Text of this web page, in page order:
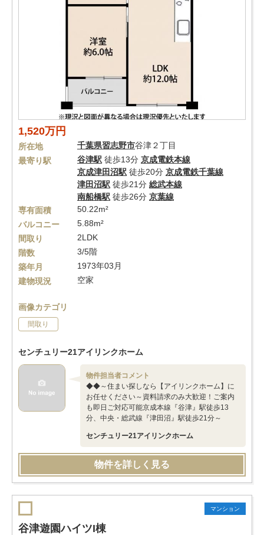
1,520万円
所在地 千葉県習志野市谷津２丁目
最寄り駅
谷津駅 徒歩13分 京成電鉄本線
京成津田沼駅 徒歩20分 京成電鉄千葉線
津田沼駅 徒歩21分 総武本線
南船橋駅 徒歩26分 京葉線
専有面積
50.22m²
バルコニー
5.88m²
間取り
2LDK
階数
3/5階
築年月
1973年03月
建物現況
空家
画像カテゴリ
間取り
センチュリー21アイリンクホーム
物件担当者コメント
◆◆～住まい探しなら【アイリンクホーム】に
お任せください～資料請求のみ大歓迎！ご案内
も即日ご対応可能京成本線『谷津』駅徒歩13
分、中央・総武線『津田沼』駅徒歩21分～
センチュリー21アイリンクホーム
物件を詳しく見る
マンション
谷津遊園ハイツI棟